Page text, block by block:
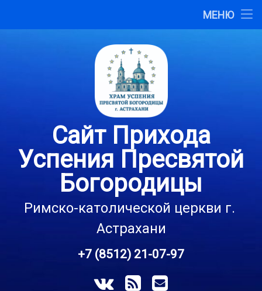
МЕНЮ
Сайт Прихода
Успения Пресвятой
Богородицы
Римско-католической церкви г.
Астрахани
+7 (8512) 21-07-97
ВКонтакте
RSS E-mail